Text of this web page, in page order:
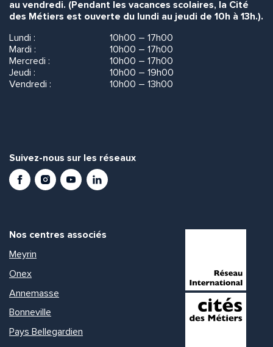
au vendredi. (Pendant les vacances scolaires, la Cité
des Métiers est ouverte du lundi au jeudi de 10h à 13h.).
Lundi :
10h00 – 17h00
Mardi :
10h00 – 17h00
Mercredi :
10h00 – 17h00
Jeudi :
10h00 – 19h00
Vendredi :
10h00 – 13h00
Suivez-nous sur les réseaux
FacebookInstagramYoutubeLinkedIn
Nos centres associés
Meyrin
Onex
Annemasse
Bonneville
Pays Bellegardien